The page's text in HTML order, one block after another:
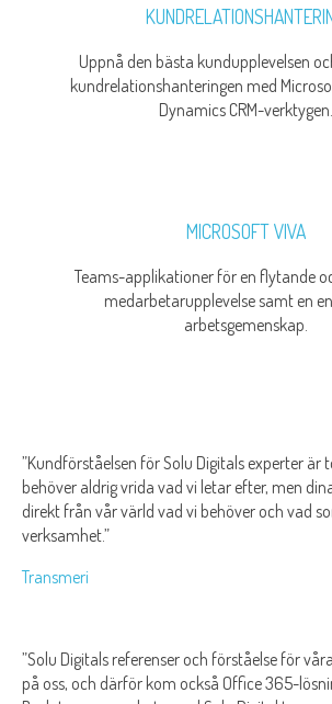
Uppnå den bästa kundupplevelsen
kundrelationshanteringen med
Dynamics CRM-verktygen.
MICROSOFT VIVA
Teams-applikationer för en flytande
medarbetarupplevelse samt en
arbetsgemenskap.
”Kundförståelsen för Solu Digitals experter är
behöver aldrig vrida vad vi letar efter, men
direkt från vår värld vad vi behöver och vad
verksamhet.”
Transmeri
”Solu Digitals referenser och förståelse för
på oss, och därför kom också Office 365-